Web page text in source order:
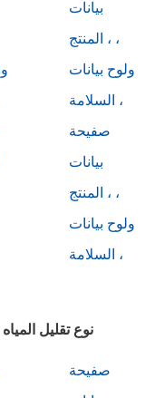
بيانات
المنتج ، ،
ولوح بيانات
السلامة ،
صفيحة
بيانات
المنتج ، ،
ولوح بيانات
السلامة ،
نوع تقليل
صفيحة